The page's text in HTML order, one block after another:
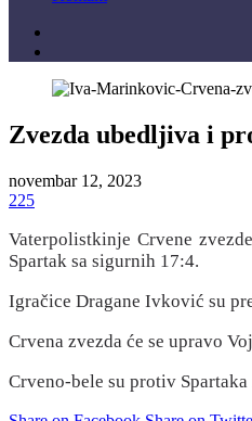
Zvezda ubedljiva i
novembar 12, 2023
225
Vaterpolistkinje Crvene
Spartak sa sigurnih 17:4.
Igračice Dragane Ivković su
Crvena zvezda će se upravo
Crveno-bele su protiv